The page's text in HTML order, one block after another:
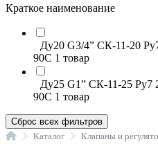
Краткое наименование
Ду20 G3/4” СК-11-20
90С 1 товар
Ду25 G1” СК-11-25 Ру7
90С 1 товар
Сброс всех фильтров
ГлавнаяКаталог Клапаны и